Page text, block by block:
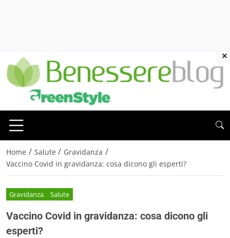
Home / Salute / Gravidanza /
Vaccino Covid in gravidanza: cosa dicono gli esperti?
Gravidanza Salute
Vaccino Covid in gravidanza: cosa dicono gli
esperti?
×